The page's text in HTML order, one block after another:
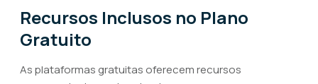
Recursos Inclusos no Plano
Gratuito
As plataformas gratuitas oferecem recursos